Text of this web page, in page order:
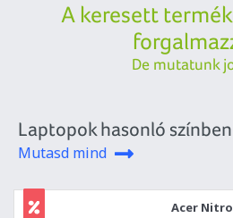
A keresett
De mutatunk
Laptopok hasonló színben
Mutasd mind
Acer Nitro